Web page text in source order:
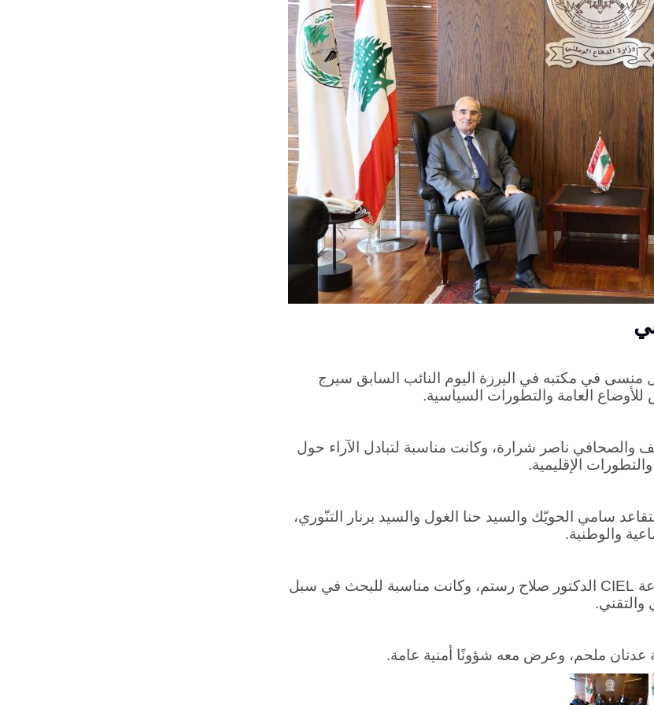
منسى في مكتبه في اليرزة اليوم النائب السابق سيرج
العامة والتطورات السياسية.
والصحافي ناصر شرارة، وكانت مناسبة لتبادل الآراء حول
الإقليمية.
سامي الحويّك والسيد حنا الغول والسيد برنار التنّوري،
والوطنية.
CIEL الدكتور صلاح رستم، وكانت مناسبة للبحث في سبل
والتقني.
عدنان ملحم، وعرض معه شؤونًا أمنية عامة.